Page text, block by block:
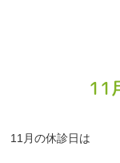
11
11月の休診日は